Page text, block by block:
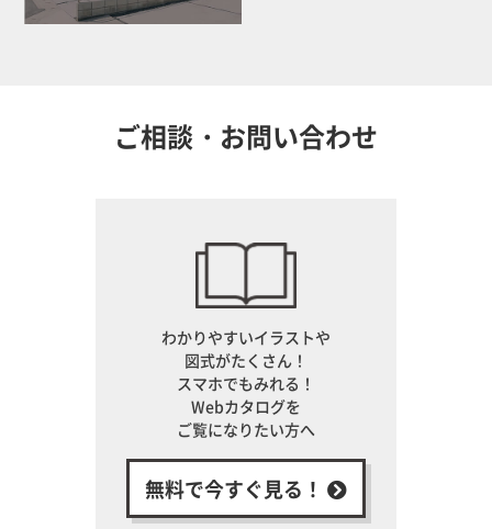
ご相談・お問い合わせ
わかりやすいイラストや
図式がたくさん！
スマホでもみれる！
Webカタログを
ご覧になりたい方へ
無料で今すぐ見る！